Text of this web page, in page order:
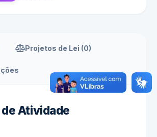
Projetos de Lei (0)
Atividade